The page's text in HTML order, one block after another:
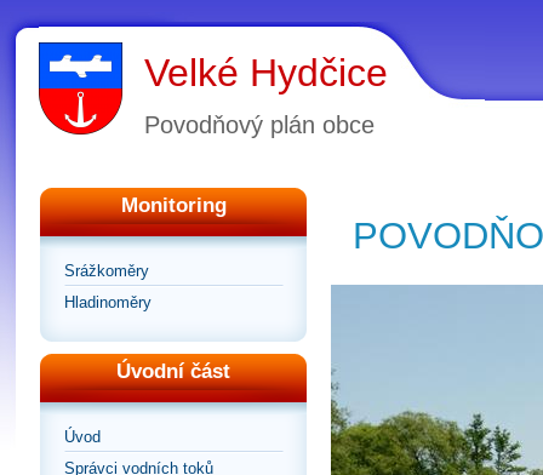
Velké Hydčice
Povodňový plán obce
Monitoring
Srážkoměry
Hladinoměry
Úvodní část
Úvod
Správci vodních toků